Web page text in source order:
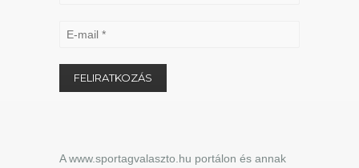
A www.sportagvalaszto.hu portálon és annak